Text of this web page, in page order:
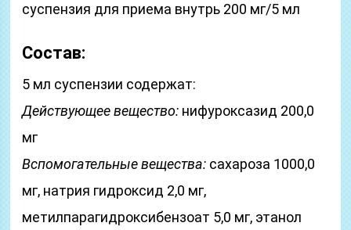
суспензия для приема внутрь 200 мг/5 мл
Состав:
5 мл суспензии содержат:
Действующее вещество: нифуроксазид 200,0
мг
Вспомогательные вещества: сахароза 1000,0
мг, натрия гидроксид 2,0 мг,
метилпарагидроксибензоат 5,0 мг, этанол